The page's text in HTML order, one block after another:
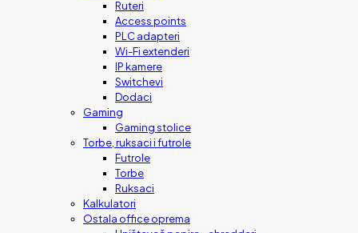
Ruteri
Access points
PLC adapteri
Wi-Fi extenderi
IP kamere
Switchevi
Dodaci
Gaming
Gaming stolice
Torbe, ruksaci i futrole
Futrole
Torbe
Ruksaci
Kalkulatori
Ostala office oprema